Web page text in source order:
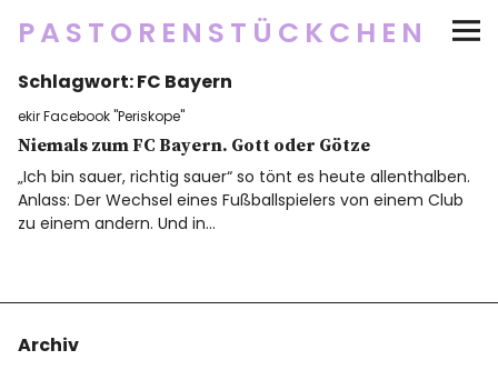
PASTORENSTÜCKCHEN
Startseite
Über
Social Media
Impressum/Datenschutz
Schlagwort:FC Bayern
ekir Facebook "Periskope"
Niemals zum FC Bayern. Gott oder Götze
„Ich bin sauer, richtig sauer“ so tönt es heute allenthalben.
Anlass: Der Wechsel eines Fußballspielers von einem Club
zu einem andern. Und in…
Archiv